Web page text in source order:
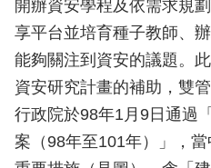
開辦資安學程及依需求規
享平台並培育種子教師、
能夠關注到資安的議題。
資安研究計畫的補助，雙管
行政院於98年1月9日通過
案（98年至101年）」，